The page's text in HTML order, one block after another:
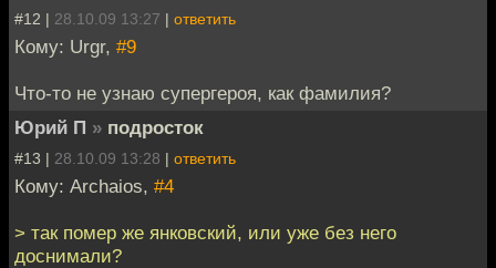
#12 | 28.10.09 13:27 | ответить
Кому: Urgr, #9
Что-то не узнаю супергероя, как фамилия?
Юрий П » подросток
#13 | 28.10.09 13:28 | ответить
Кому: Archaios, #4
> так помер же янковский, или уже без него
доснимали?